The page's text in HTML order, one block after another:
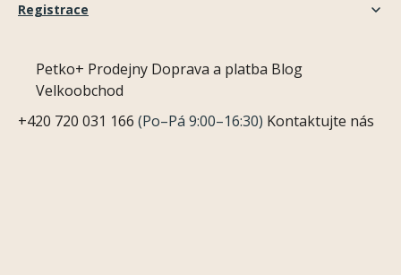
Registrace
Petko+ Prodejny Doprava a platba Blog
Velkoobchod
+420 720 031 166 (Po–Pá 9:00–16:30) Kontaktujte nás